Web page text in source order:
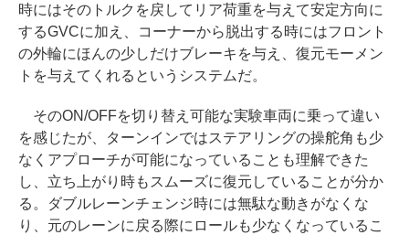
時にはそのトルクを戻してリア荷重を与えて安定方向に
するGVCに加え、コーナーから脱出する時にはフロント
の外輪にほんの少しだけブレーキを与え、復元モーメン
トを与えてくれるというシステムだ。
そのON/OFFを切り替え可能な実験車両に乗って違い
を感じたが、ターンインではステアリングの操舵角も少
なくアプローチが可能になっていることも理解できた
し、立ち上がり時もスムーズに復元していることが分か
る。ダブルレーンチェンジ時には無駄な動きがなくな
り、元のレーンに戻る際にロールも少なくなっているこ